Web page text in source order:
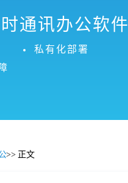
通讯办公软件
私有化部署
>> 正文